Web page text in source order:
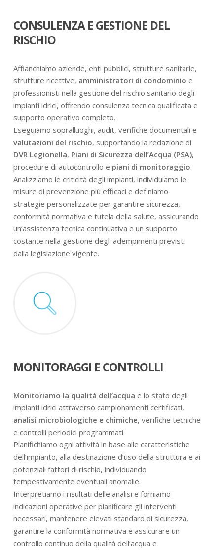
CONSULENZA E GESTIONE DEL
RISCHIO
Affianchiamo aziende, enti pubblici, strutture sanitarie,
strutture ricettive, amministratori di condominio e
professionisti nella gestione del rischio sanitario degli
impianti idrici, offrendo consulenza tecnica qualificata e
supporto operativo completo.
Eseguiamo sopralluoghi, audit, verifiche documentali e
valutazioni del rischio, supportando la redazione di
DVR Legionella, Piani di Sicurezza dell’Acqua (PSA),
procedure di autocontrollo e piani di monitoraggio.
Analizziamo le criticità degli impianti, individuiamo le
misure di prevenzione più efficaci e definiamo
strategie personalizzate per garantire sicurezza,
conformità normativa e tutela della salute, assicurando
un’assistenza tecnica continuativa e un supporto
costante nella gestione degli adempimenti previsti
dalla legislazione vigente.
MONITORAGGI E CONTROLLI
Monitoriamo la qualità dell’acqua e lo stato degli
impianti idrici attraverso campionamenti certificati,
analisi microbiologiche e chimiche, verifiche tecniche
e controlli periodici programmati.
Pianifichiamo ogni attività in base alle caratteristiche
dell’impianto, alla destinazione d’uso della struttura e ai
potenziali fattori di rischio, individuando
tempestivamente eventuali anomalie.
Interpretiamo i risultati delle analisi e forniamo
indicazioni operative per pianificare gli interventi
necessari, mantenere elevati standard di sicurezza,
garantire la conformità normativa e assicurare un
controllo continuo della qualità dell’acqua e